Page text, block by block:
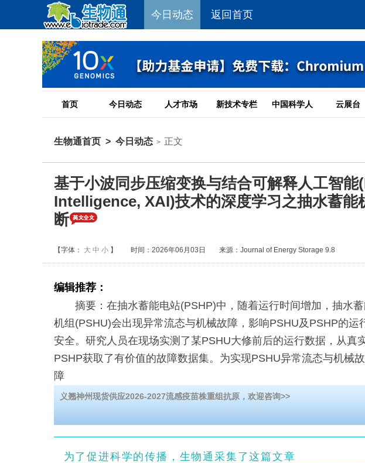
今日动态 返回首页
首页 今日动态 人才市场 新技术专栏 中国科学人 云展台
生物通首页 > 今日动态 > 正文
基于小波同步压缩变换与结合可解释人工智
Intelligence, XAI)技术的深度学习之抽水蓄能
断
【字体： 大 中 小 】 时间：2026年06月03日 来源：Journal of Energy Storage 9.8
编辑推荐：
摘要：在抽水蓄能电站(PSHP)中，随着运行时间增加，抽水
机组(PSHU)会出现异常流态与机械故障，影响PSHU及PSHP的运
安全。研究人员在现场实测了某PSHU大修前后的运行数据，从真
PSHP获取了有价值的故障数据集。为实现PSHU异常流态与机械故
障
义翘神州现货供应2026-2027流感疫苗株重组抗原，欢迎咨询>>
为了促进科学的传播，生物通采集了这篇文章